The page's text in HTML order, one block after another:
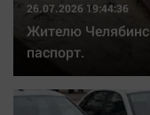
26.07.2026 19:44:36
Жителю
паспорт.